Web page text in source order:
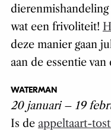
wat een frivoliteit!
deze manier gaan
aan de essentie
WATERMAN
20 januari – 19
Is de appeltaart-